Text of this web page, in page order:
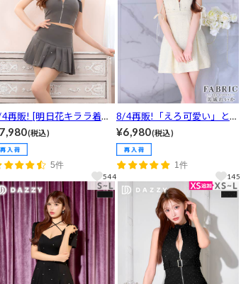
再販! [明日花キララ着用]
で完売した！プリーツに
ュー輝く胸元ジップAラ
ミニ丈セットアップ[XS
M/3サイズ展開]
(税込)
5件
544
8/4再販!「えろ可愛い」と話
題！ ビジューが主役級に煌
めく♪谷間ジップ×リボンが
あざとSEXYなツイードAライ
ンミニ丈キャバドレス[XS~
M/3サイズ展開]
¥6,980(税込)
1件
145